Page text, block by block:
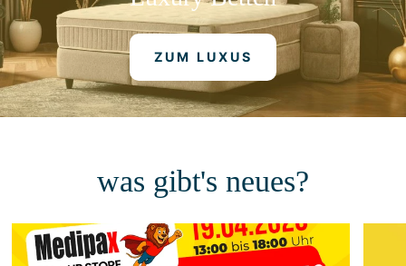
ZUM LUXUS
was gibt's neues?